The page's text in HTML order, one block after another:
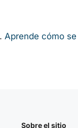
Aprende cómo
Sobre el sitio